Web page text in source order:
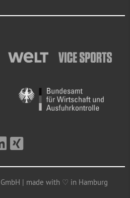
| made with ♡ in Hamburg